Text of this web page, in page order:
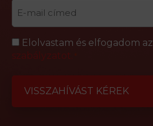
Adatvédelem
*
Elolvastam és elfogadom az
szabályzatot.